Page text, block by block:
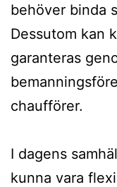
behöver binda
Dessutom kan
garanteras
chaufförer.
I dagens
kunna vara